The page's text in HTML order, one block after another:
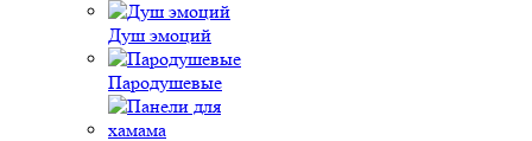
Душ эмоций
Пародушевые